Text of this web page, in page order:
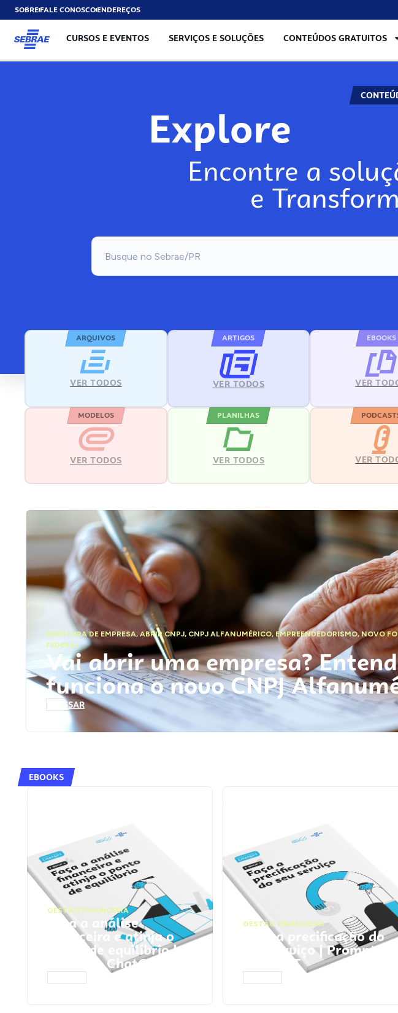
SOBREFALE CONOSCOENDEREÇOS
CURSOS E EVENTOS SERVIÇOS E SOLUÇÕES CONTEÚDOS GRATUITOS
Explore
Encontre a
e
ARQUIVOS
VER TODOS
ARTIGOS
VER TODOS
EBOOKS
VER
MODELOS
VER TODOS
PLANILHAS
VER TODOS VER
ABERTURA DE EMPRESA,ABRIR CNPJ, CNPJ ALFANUMÉRICO, EMPREENDEDORISMO,NOVO
FEDERAL
Vai abrir uma empresa?
funciona o novo CNPJ
ACESSAR
EBOOKS
GESTÃO FINANCEIRA
Faça a análise
financeira e atinja o
ponto de equilíbrio |
Prompts ChatGPT
GESTÃO FINANCEIRA
Faça a precificação do
seu serviço | Prompts
ChatGPT